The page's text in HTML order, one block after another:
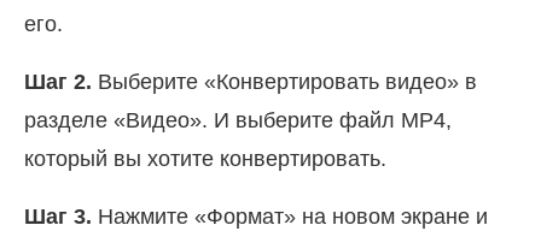
его.
Шаг 2. Выберите «Конвертировать видео» в
разделе «Видео». И выберите файл MP4,
который вы хотите конвертировать.
Шаг 3. Нажмите «Формат» на новом экране и